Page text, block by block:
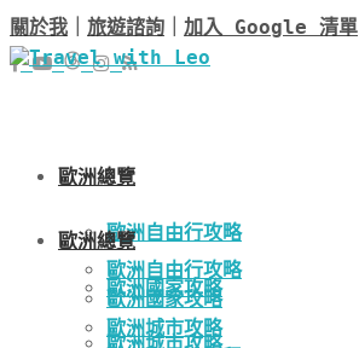
關於我 旅遊諮詢 加入 Google 清單
歐洲總覽
歐洲自由行攻略
歐洲國家攻略
歐洲總覽
歐洲自由行攻略
歐洲國家攻略
歐洲城市攻略